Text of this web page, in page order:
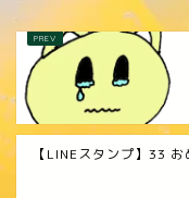
【LINEスタンプ】33 お